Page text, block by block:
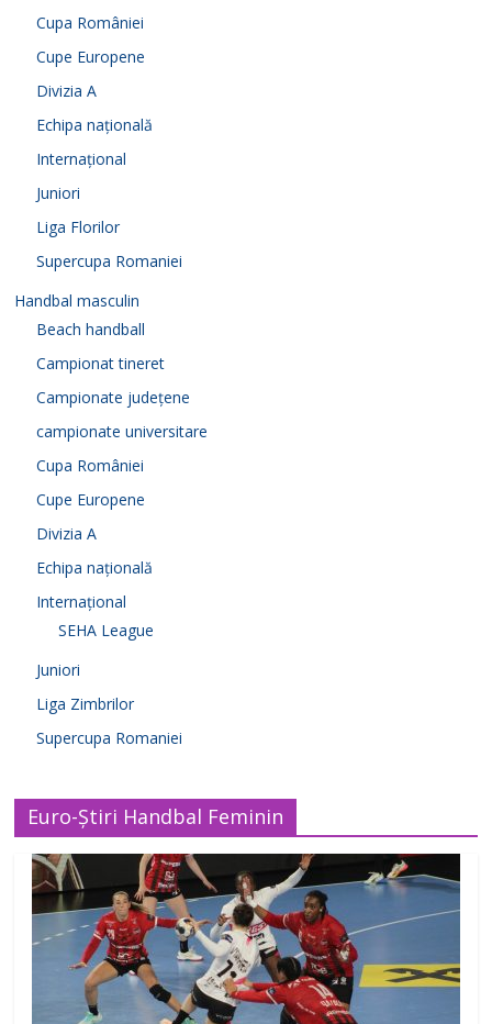
Cupa României
Cupe Europene
Divizia A
Echipa națională
Internațional
Juniori
Liga Florilor
Supercupa Romaniei
Handbal masculin
Beach handball
Campionat tineret
Campionate județene
campionate universitare
Cupa României
Cupe Europene
Divizia A
Echipa națională
Internațional
SEHA League
Juniori
Liga Zimbrilor
Supercupa Romaniei
Euro-Știri Handbal Feminin